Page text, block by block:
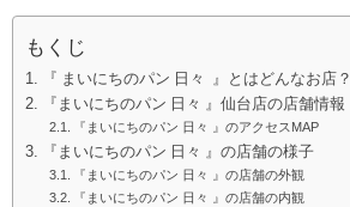
もくじ
『 まいにちのパン 日々 』とはどんなお店？
『まいにちのパン 日々 』仙台店の店舗情報
『まいにちのパン 日々 』のアクセスMAP
『まいにちのパン 日々 』の店舗の様子
『まいにちのパン 日々 』の店舗の外観
『まいにちのパン 日々 』の店舗の内観